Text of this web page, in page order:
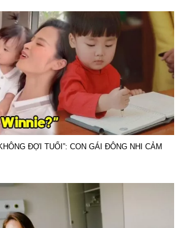
ĐỢI TUỔI”: CON GÁI ĐÔNG NHI CẢM